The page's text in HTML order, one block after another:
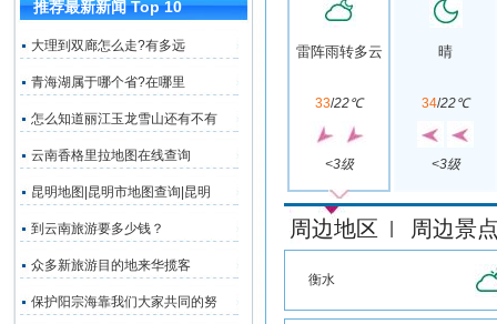
推荐最新新闻 Top 10
大理到双廊怎么走?有多远
青海湖属于哪个省?在哪里
怎么知道丽江玉龙雪山还有不有
云南香格里拉地图在线查询
昆明地图|昆明市地图查询|昆明
到云南旅游要多少钱？
众多新旅游目的地来华揽客
保护阳宗海靠我们大家共同的努
雷阵雨转多云
33/22℃
<3级
晴
34/22℃
<3级
周边地区 周边景
衡水